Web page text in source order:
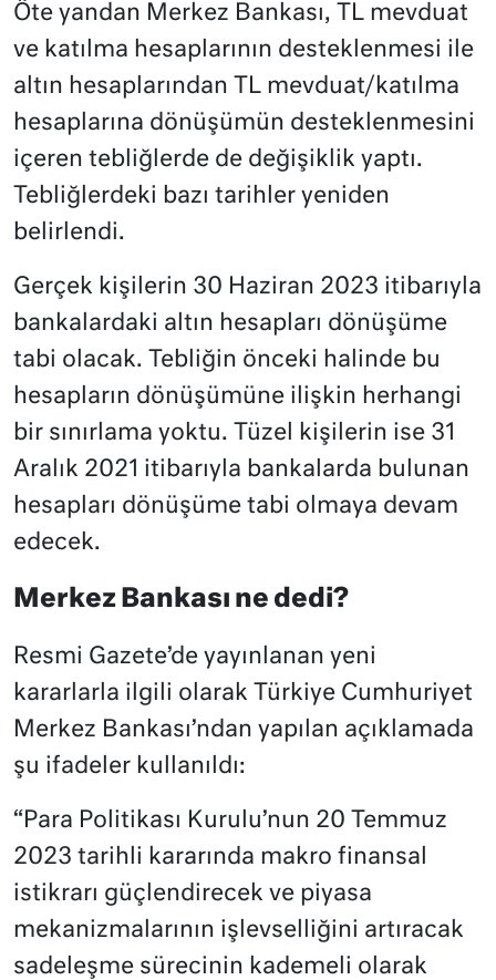
Öte yandan Merkez Bankası, TL mevduat
ve katılma hesaplarının desteklenmesi ile
altın hesaplarından TL mevduat/katılma
hesaplarına dönüşümün desteklenmesini
içeren tebliğlerde de değişiklik yaptı.
Tebliğlerdeki bazı tarihler yeniden
belirlendi.
Gerçek kişilerin 30 Haziran 2023 itibarıyla
bankalardaki altın hesapları dönüşüme
tabi olacak. Tebliğin önceki halinde bu
hesapların dönüşümüne ilişkin herhangi
bir sınırlama yoktu. Tüzel kişilerin ise 31
Aralık 2021 itibarıyla bankalarda bulunan
hesapları dönüşüme tabi olmaya devam
edecek.
Merkez Bankası ne dedi?
Resmi Gazete’de yayınlanan yeni
kararlarla ilgili olarak Türkiye Cumhuriyet
Merkez Bankası’ndan yapılan açıklamada
şu ifadeler kullanıldı:
“Para Politikası Kurulu’nun 20 Temmuz
2023 tarihli kararında makro finansal
istikrarı güçlendirecek ve piyasa
mekanizmalarının işlevselliğini artıracak
sadeleşme sürecinin kademeli olarak